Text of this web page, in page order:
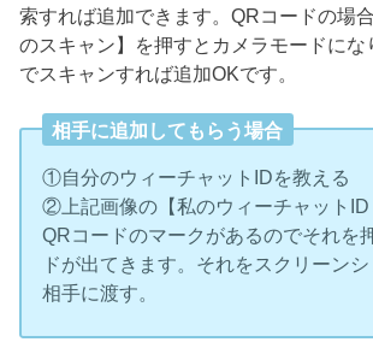
索すれば追加できます。QRコードの場
のスキャン】を押すとカメラモードにな
でスキャンすれば追加OKです。
相手に追加してもらう場合
①自分のウィーチャットIDを教える
②上記画像の【私のウィーチャット
QRコードのマークがあるのでそれを
ドが出てきます。それをスクリーン
相手に渡す。